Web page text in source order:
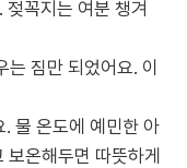
꼭지는 여분 챙겨
짐만 되었어요. 이
물 온도에 예민한 아
온해두면 따뜻하게